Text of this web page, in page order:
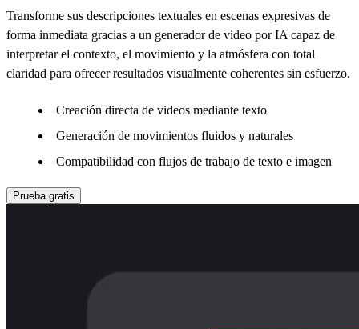
Transforme sus descripciones textuales en escenas expresivas de
forma inmediata gracias a un generador de video por IA capaz de
interpretar el contexto, el movimiento y la atmósfera con total
claridad para ofrecer resultados visualmente coherentes sin esfuerzo.
Creación directa de videos mediante texto
Generación de movimientos fluidos y naturales
Compatibilidad con flujos de trabajo de texto e imagen
Prueba gratis